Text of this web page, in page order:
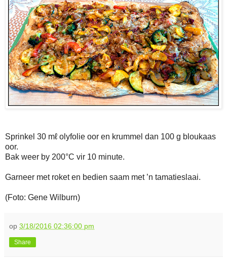
Sprinkel 30 mℓ olyfolie oor en krummel dan 100 g bloukaas
oor.
Bak weer by 200°C vir 10 minute.
Garneer met roket en bedien saam met ’n tamatieslaai.
(Foto: Gene Wilburn)
op 3/18/2016 02:36:00 pm
Share